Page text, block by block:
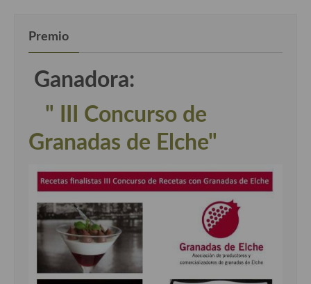
Premio
Ganadora:
" III Concurso de
Granadas de Elche"